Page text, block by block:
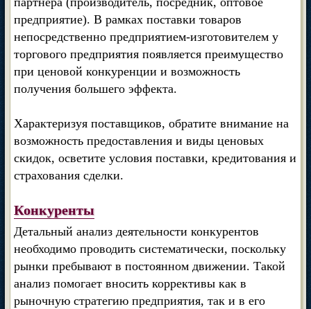
предприятие). В рамках поставки товаров
непосредственно предприятием-изготовителем у
торгового предприятия появляется преимущество
при ценовой конкуренции и возможность
получения большего эффекта.
Характеризуя поставщиков, обратите внимание на
возможность предоставления и виды ценовых
скидок, осветите условия поставки, кредитования и
страхования сделки.
Конкуренты
Детальный анализ деятельности конкурентов
необходимо проводить систематически, поскольку
рынки пребывают в постоянном движении. Такой
анализ помогает вносить коррективы как в
рыночную стратегию предприятия, так и в его